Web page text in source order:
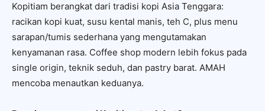
Kopitiam berangkat dari tradisi kopi Asia Tenggara:
racikan kopi kuat, susu kental manis, teh C, plus menu
sarapan/tumis sederhana yang mengutamakan
kenyamanan rasa. Coffee shop modern lebih fokus pada
single origin, teknik seduh, dan pastry barat. AMAH
mencoba menautkan keduanya.